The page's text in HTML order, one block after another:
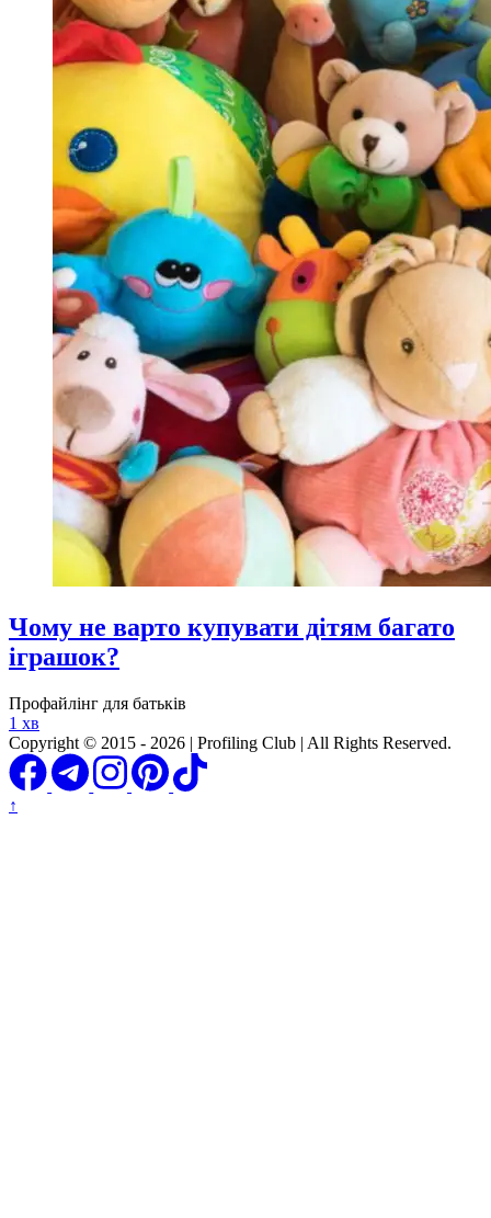
Чому не варто купувати дітям багато
іграшок?
Профайлінг для батьків
1 хв
Copyright © 2015 - 2026 | Profiling Club | All Rights Reserved.
↑